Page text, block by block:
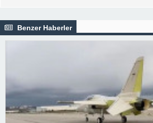
Benzer Haberler